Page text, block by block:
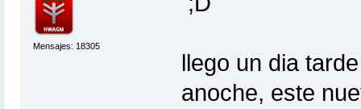
Mensajes: 18305
llego un dia
anoche, este